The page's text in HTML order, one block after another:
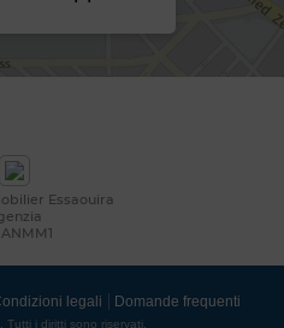
Essaouira
legali Domande frequenti
i diritti sono riservati.